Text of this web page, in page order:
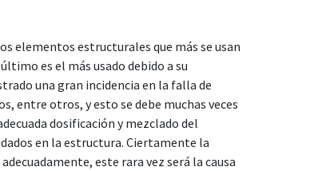
elementos estructurales que más se usan
es el más usado debido a su
una gran incidencia en la falla de
entre otros, y esto se debe muchas veces
dosificación y mezclado del
en la estructura. Ciertamente la
este rara vez será la causa